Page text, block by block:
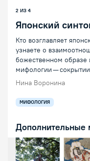
2 ИЗ 4
Японский
Кто возглавляет
узнаете о
божественном
мифологии —
Нина Воронина
МИФОЛОГИЯ
Дополнительные
Открыть